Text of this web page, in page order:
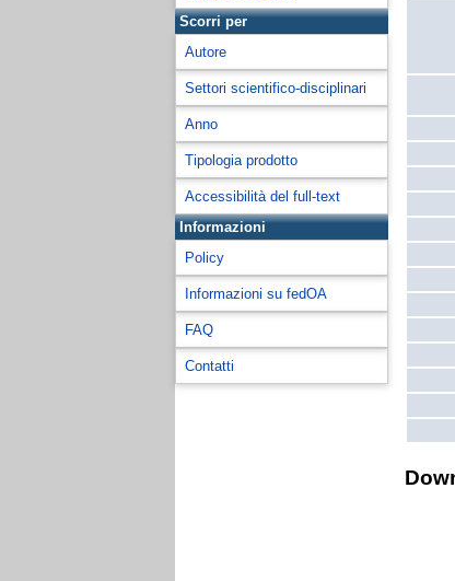
Scorri per
Autore
Settori scientifico-disciplinari
Anno
Tipologia prodotto
Accessibilità del full-text
Informazioni
Policy
Informazioni su fedOA
FAQ
Contatti